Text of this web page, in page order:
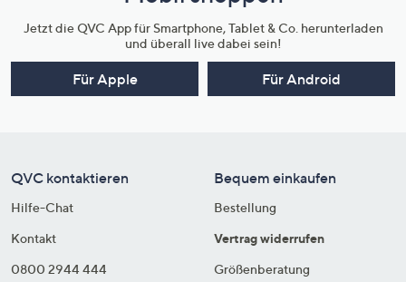
Jetzt die QVC App für Smartphone, Tablet & Co. herunterladen
und überall live dabei sein!
Für Apple Für Android
QVC kontaktieren
Hilfe-Chat
Kontakt
0800 2944 444
Bequem einkaufen
Bestellung
Vertrag widerrufen
Größenberatung